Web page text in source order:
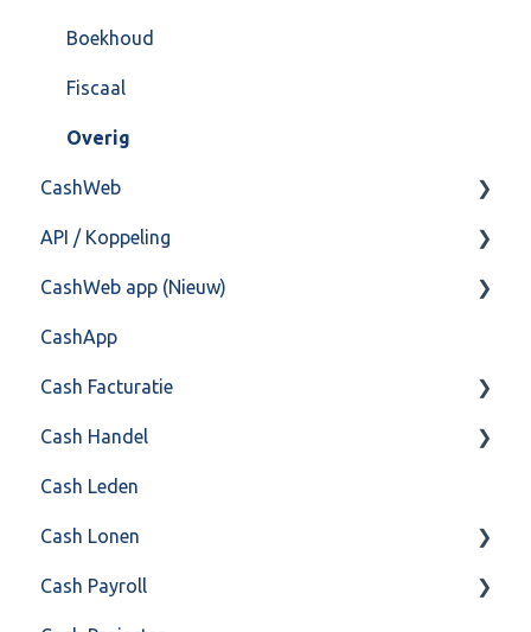
Import/Export
Postbus
Training & Consultancy
Overig
Boekhoud
Fiscaal
Overig
CashWeb
CashHero Layout
Mailen vanuit CASHWeb
Algemeen gebruik
API / Koppeling
Algemeen
Api 3.0 (SOAP API)
API 4.0 (REST API)
CashWeb app (Nieuw)
Veel gestelde vragen
CashApp
Cash Facturatie
Factureren
Instellingen
Algemeen
Formulierlayout
Cash Handel
Inkoop
Verkoop
Voorraad
Cash Leden
Cash Lonen
Algemeen
Cash Payroll